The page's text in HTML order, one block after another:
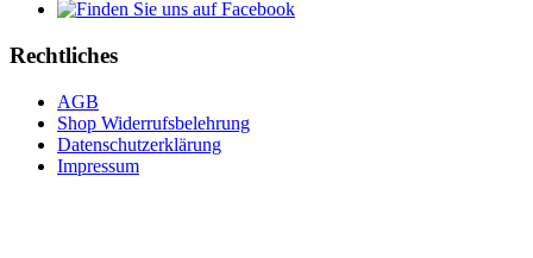
Rechtliches
AGB
Shop Widerrufsbelehrung
Datenschutzerklärung
Impressum